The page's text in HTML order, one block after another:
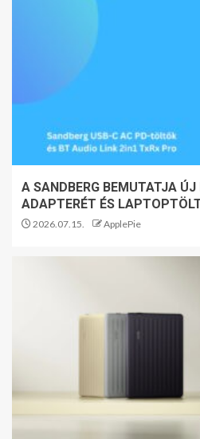
A SANDBERG BEMUTATJA
ADAPTERÉT ÉS
2026.07.15. ApplePie